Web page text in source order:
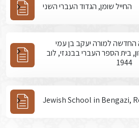
החייל שומן, הגדוד העברי השני
החדשה למורה יעקב בן עמי
בית הספר העברי בבנגזי, לוב
1944
Jewish School in Bengazi,